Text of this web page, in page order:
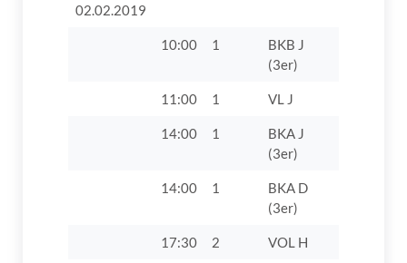
02.02.2019
10:00 1
BKB J
(3er)
11:00 1 VL J
14:00 1
BKA J
(3er)
14:00 1
BKA D
(3er)
17:30 2 VOL H